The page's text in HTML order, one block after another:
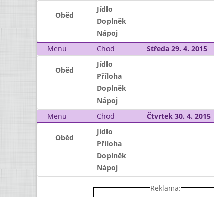
Oběd
Jídlo
Doplněk
Nápoj
Menu
Chod Středa 29. 4. 2015
Oběd
Jídlo
Příloha
Doplněk
Nápoj
Menu
Chod Čtvrtek 30. 4. 2015
Oběd
Jídlo
Příloha
Doplněk
Nápoj
Reklama: